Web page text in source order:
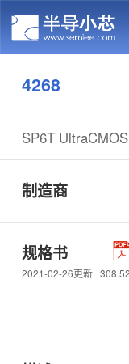
4268
SP6T
制造商
规格书
2021-02-26更新